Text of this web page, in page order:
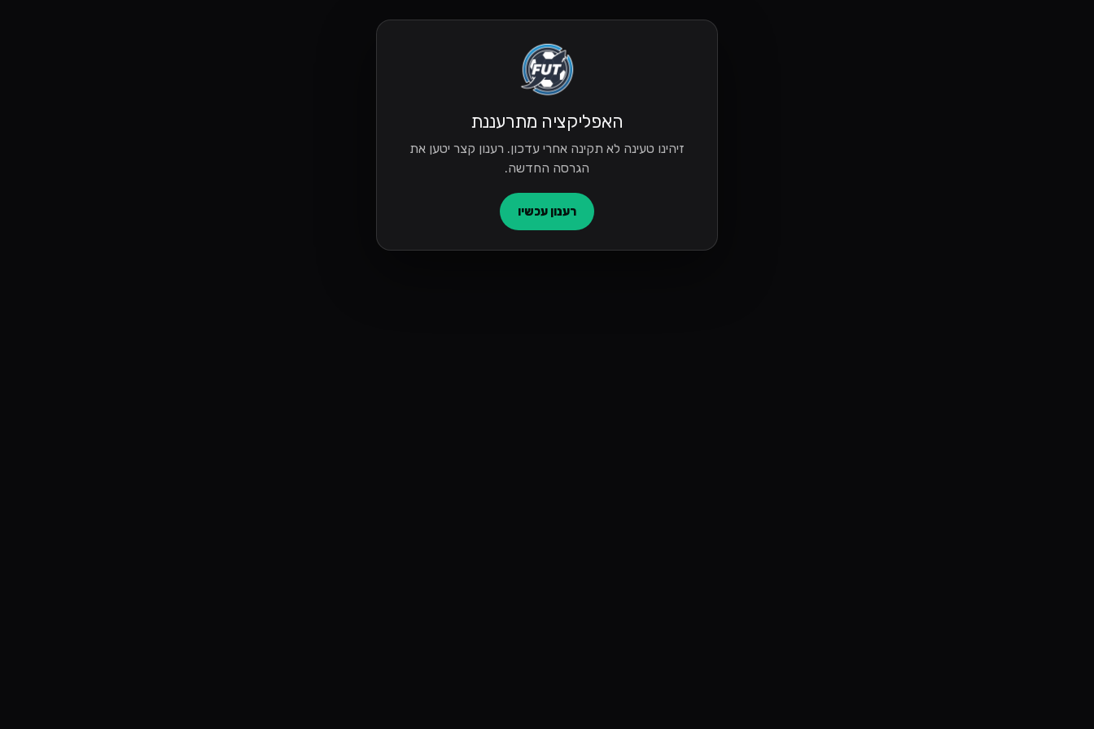
האפליקציה מתרעננת
זיהינו טעינה לא תקינה אחרי עדכון. רענון קצר יטען את
הגרסה החדשה.
רענון עכשיו